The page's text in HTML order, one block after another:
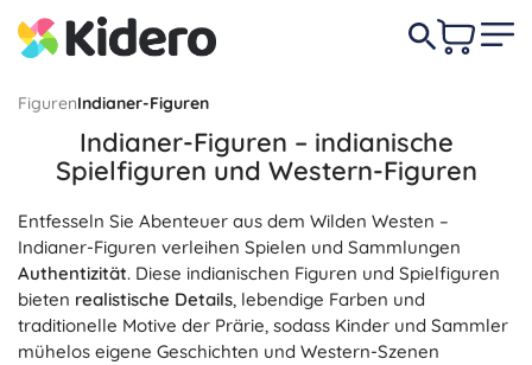
FigurenIndianer-Figuren
Indianer-Figuren – indianische
Spielfiguren und Western-Figuren
Entfesseln Sie Abenteuer aus dem Wilden Westen –
Indianer-Figuren verleihen Spielen und Sammlungen
Authentizität. Diese indianischen Figuren und Spielfiguren
bieten realistische Details, lebendige Farben und
traditionelle Motive der Prärie, sodass Kinder und Sammler
mühelos eigene Geschichten und Western-Szenen